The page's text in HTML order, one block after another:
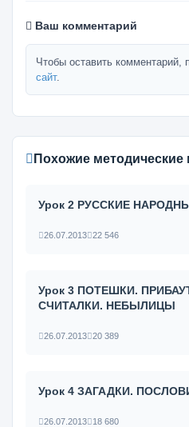
Ваш комментарий
Чтобы оставить комментарий,
сайт.
Похожие
Урок 2 РУССКИЕ
26.07.2013 22 546
Урок 3 ПОТЕШКИ.
СЧИТАЛКИ. НЕБЫЛИЦЫ
26.07.2013 20 389
Урок 4 ЗАГАДКИ.
26.07.2013 18 680